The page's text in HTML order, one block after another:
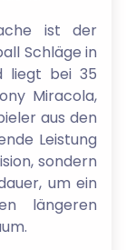
ist der
Schläge in
liegt bei 35
Miracola,
aus den
Leistung
sondern
um ein
längeren